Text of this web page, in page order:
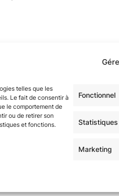
telles que les
Le fait de consentir à
le comportement de
ou de retirer son
et fonctions.
Fonctionnel
Statistiques
Marketing
des étoilé·e·s en